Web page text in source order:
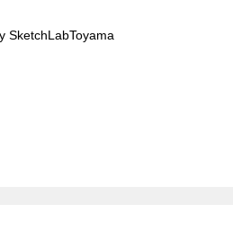
SketchLabToyama